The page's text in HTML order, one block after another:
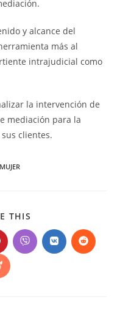
y alcance del
más al
intrajudicial como
la intervención de
mediación para la
clientes.
MUJER
THIS